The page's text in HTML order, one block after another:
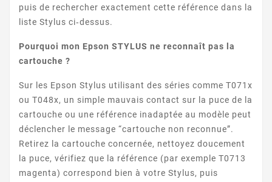
STYLUS OFFICE B40W
STYLUS OFFICE BX300F
puis de rechercher exactement cette référence dans la
liste Stylus ci‑dessus.
Pourquoi mon Epson STYLUS ne reconnaît pas la
cartouche ?
Sur les Epson Stylus utilisant des séries comme T071x
ou T048x, un simple mauvais contact sur la puce de la
cartouche ou une référence inadaptée au modèle peut
déclencher le message “cartouche non reconnue”.
Retirez la cartouche concernée, nettoyez doucement
la puce, vérifiez que la référence (par exemple T0713
magenta) correspond bien à votre Stylus, puis